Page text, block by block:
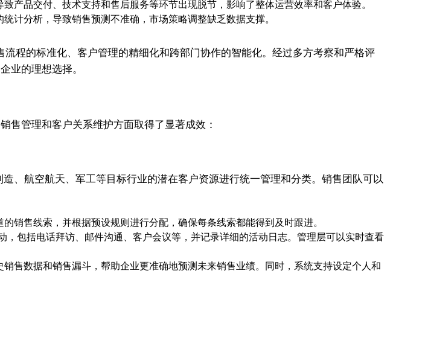
产品交付、技术支持和售后服务等环节出现脱节，影响了整体运营效率和客户体验。
计分析，导致销售预测不准确，市场策略调整缺乏数据支撑。
流程的标准化、客户管理的精细化和跨部门协作的智能化。经过多方考察和严格评
业的理想选择。
售管理和客户关系维护方面取得了显著成效：
、航空航天、军工等目标行业的潜在客户资源进行统一管理和分类。销售团队可以
销售线索，并根据预设规则进行分配，确保每条线索都能得到及时跟进。
包括电话拜访、邮件沟通、客户会议等，并记录详细的活动日志。管理层可以实时查看
售数据和销售漏斗，帮助企业更准确地预测未来销售业绩。同时，系统支持设定个人和